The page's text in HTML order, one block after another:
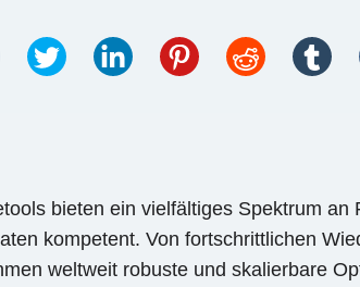
bieten ein vielfältiges Spektrum
kompetent. Von fortschrittlichen
weltweit robuste und skalierbare